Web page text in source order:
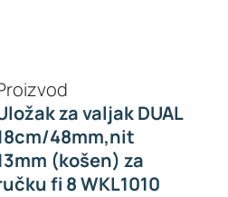
za valjak DUAL
48mm,nit
(košen) za
fi 8 WKL1010